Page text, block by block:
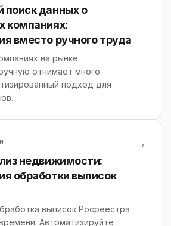
данных о
компаниях:
вместо ручного труда
на рынке
отнимает много
подход для
недвижимости:
обработки выписок
выписок Росреестра
Автоматизируйте
→